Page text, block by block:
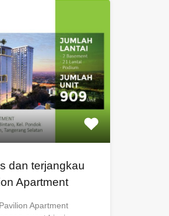
dan terjangkau
Apartment
Apartment